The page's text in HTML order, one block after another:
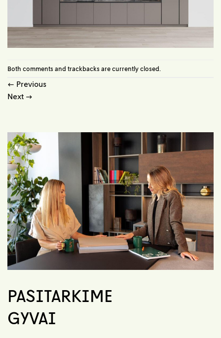
Both comments and trackbacks are currently closed.
← Previous
Next →
PASITARKIME
GYVAI